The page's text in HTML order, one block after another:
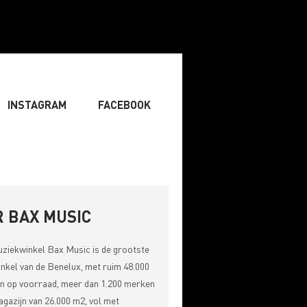
INSTAGRAM FACEBOOK
& COMPOSITIE
BAX MUSIC
Bax Music is de grootste
van de Benelux, met ruim 48.000
op voorraad, meer dan 1.200 merken
van 26.000 m2, vol met